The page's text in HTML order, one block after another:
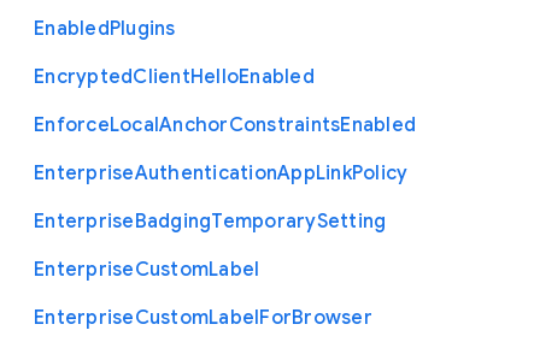
EnabledPlugins
EncryptedClientHelloEnabled
EnforceLocalAnchorConstraintsEnabled
EnterpriseAuthenticationAppLinkPolicy
EnterpriseBadgingTemporarySetting
EnterpriseCustomLabel
EnterpriseCustomLabelForBrowser